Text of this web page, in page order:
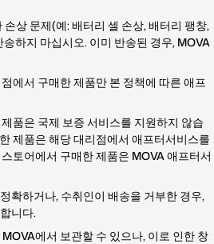
상 문제(예: 배터리 셀 손상, 배터리 팽창,
하지 마십시오. 이미 반송된 경우, MOVA
에서 구매한 제품만 본 정책에 따른 애프
품은 국제 보증 서비스를 지원하지 않습
제품은 해당 대리점에서 애프터서비스를
토어에서 구매한 제품은 MOVA 애프터서
확하거나, 수취인이 배송을 거부한 경우,
니다.
에서 보관할 수 있으나, 이로 인한 창